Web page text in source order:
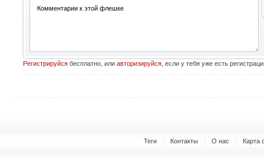
Регистрируйсябесплатно, или авторизируйся, если у тебя уже есть
Теги Контакты О нас Карта